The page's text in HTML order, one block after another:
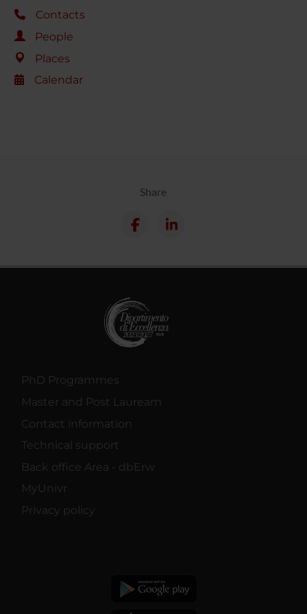
Contacts
People
Places
Calendar
Share
PhD Programmes
Master and Post Lauream
Contact information
Technical support
Back office Area - dbErw
MyUnivr
Privacy policy